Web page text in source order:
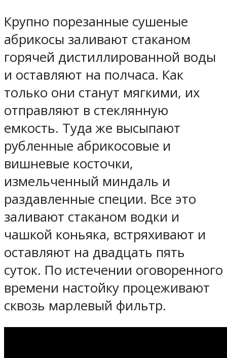
Крупно порезанные сушеные
абрикосы заливают стаканом
горячей дистиллированной воды
и оставляют на полчаса. Как
только они станут мягкими, их
отправляют в стеклянную
емкость. Туда же высыпают
рубленные абрикосовые и
вишневые косточки,
измельченный миндаль и
раздавленные специи. Все это
заливают стаканом водки и
чашкой коньяка, встряхивают и
оставляют на двадцать пять
суток. По истечении оговоренного
времени настойку процеживают
сквозь марлевый фильтр.